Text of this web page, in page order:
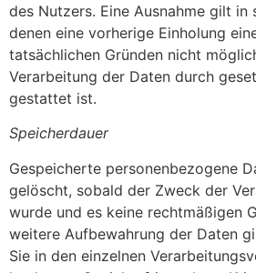
des Nutzers. Eine Ausnahme gilt in
denen eine vorherige Einholung
tatsächlichen Gründen nicht
Verarbeitung der Daten durch
gestattet ist.
Speicherdauer
Gespeicherte personenbezogene
gelöscht, sobald der Zweck der
wurde und es keine rechtmäßigen
weitere Aufbewahrung der Daten
Sie in den einzelnen